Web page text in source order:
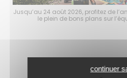
Jusqu’au 24 août 2026, profitez de
le plein de bons plans sur
continuer